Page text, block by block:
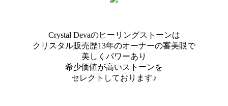
Crystal Devaのヒーリングストーンは
クリスタル販売歴13年のオーナーの審美眼で
美しくパワーあり
希少価値が高いストーンを
セレクトしております♪